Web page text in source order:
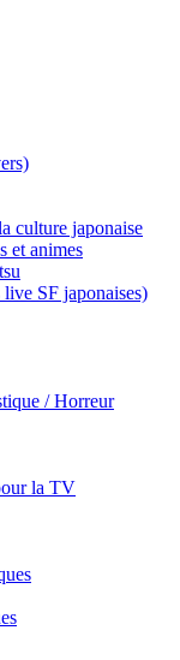
culture japonaise
et animes
live SF japonaises)
/ Horreur
la TV